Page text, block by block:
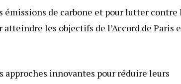
émissions de carbone et pour lutter contre
les objectifs de l’Accord de Paris
approches innovantes pour réduire leurs